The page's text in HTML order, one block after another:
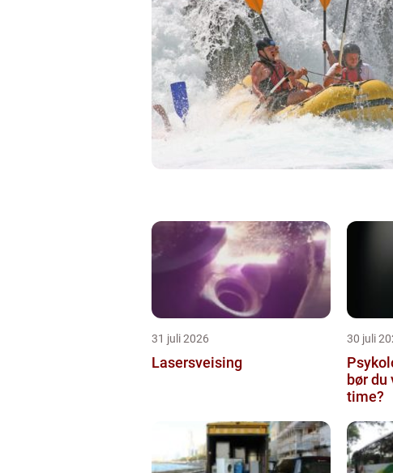
31 juli 2026
Lasersveising
30 juli
bør
time?